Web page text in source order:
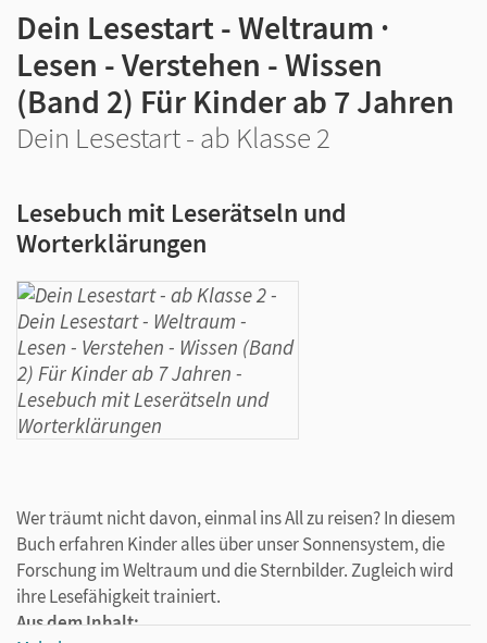
Dein Lesestart - Weltraum ·
Lesen - Verstehen - Wissen
(Band 2) Für Kinder ab 7 Jahren
Dein Lesestart - ab Klasse 2
Lesebuch mit Leserätseln und
Worterklärungen
Wer träumt nicht davon, einmal ins All zu reisen? In diesem
Buch erfahren Kinder alles über unser Sonnensystem, die
Forschung im Weltraum und die Sternbilder. Zugleich wird
ihre Lesefähigkeit trainiert.
Aus dem Inhalt: